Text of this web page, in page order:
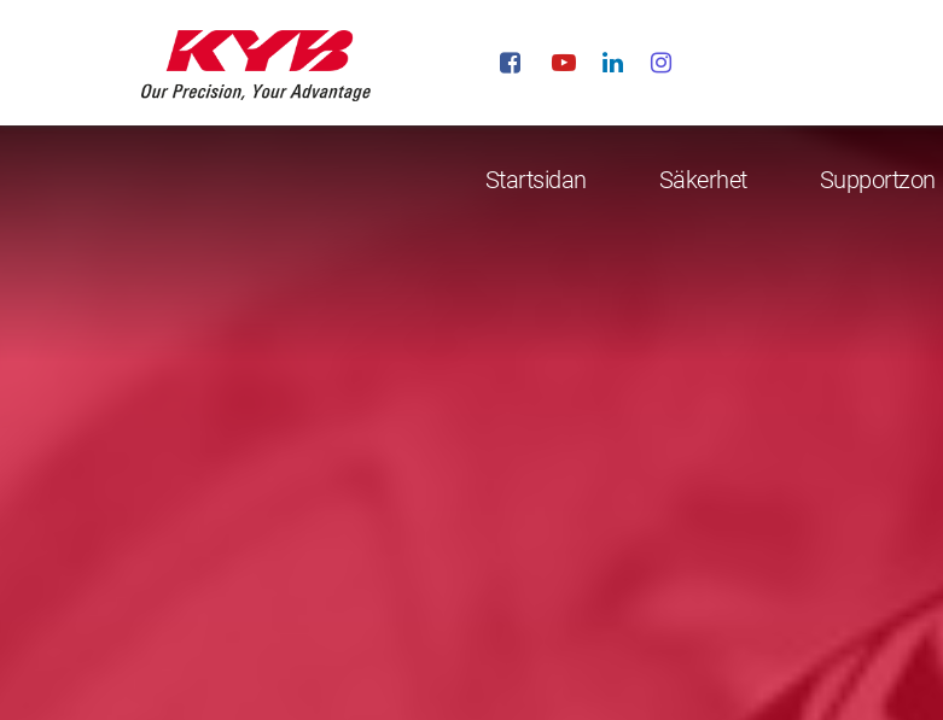
Startsidan Säkerhet Supportzon